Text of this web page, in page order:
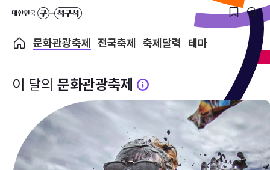
문화관광축제 전국축제 축제달력 테마
이 달의 문화관광축제